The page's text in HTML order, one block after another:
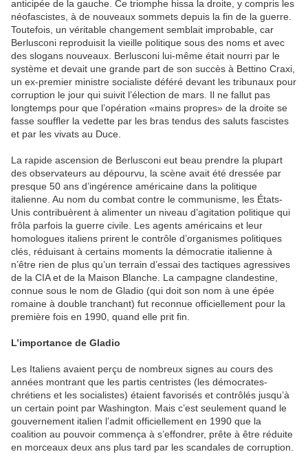
anticipée de la gauche. Ce triomphe hissa la droite, y compris les
néofascistes, à de nouveaux sommets depuis la fin de la guerre.
Toutefois, un véritable changement semblait improbable, car
Berlusconi reproduisit la vieille politique sous des noms et avec
des slogans nouveaux. Berlusconi lui-même était nourri par le
système et devait une grande part de son succès à Bettino Craxi,
un ex-premier ministre socialiste déféré devant les tribunaux pour
corruption le jour qui suivit l’élection de mars. Il ne fallut pas
longtemps pour que l’opération «mains propres» de la droite se
fasse souffler la vedette par les bras tendus des saluts fascistes
et par les vivats au Duce.
La rapide ascension de Berlusconi eut beau prendre la plupart
des observateurs au dépourvu, la scène avait été dressée par
presque 50 ans d’ingérence américaine dans la politique
italienne. Au nom du combat contre le communisme, les États-
Unis contribuèrent à alimenter un niveau d’agitation politique qui
frôla parfois la guerre civile. Les agents américains et leur
homologues italiens prirent le contrôle d’organismes politiques
clés, réduisant à certains moments la démocratie italienne à
n’être rien de plus qu’un terrain d’essai des tactiques agressives
de la CIA et de la Maison Blanche. La campagne clandestine,
connue sous le nom de Gladio (qui doit son nom à une épée
romaine à double tranchant) fut reconnue officiellement pour la
première fois en 1990, quand elle prit fin.
L’importance de Gladio
Les Italiens avaient perçu de nombreux signes au cours des
années montrant que les partis centristes (les démocrates-
chrétiens et les socialistes) étaient favorisés et contrôlés jusqu’à
un certain point par Washington. Mais c’est seulement quand le
gouvernement italien l’admit officiellement en 1990 que la
coalition au pouvoir commença à s’effondrer, prête à être réduite
en morceaux deux ans plus tard par les scandales de corruption.